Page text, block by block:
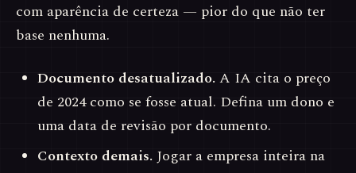
com aparência de certeza — pior do que não ter
base nenhuma.
Documento desatualizado. A IA cita o preço
de 2024 como se fosse atual. Defina um dono e
uma data de revisão por documento.
Contexto demais. Jogar a empresa inteira na